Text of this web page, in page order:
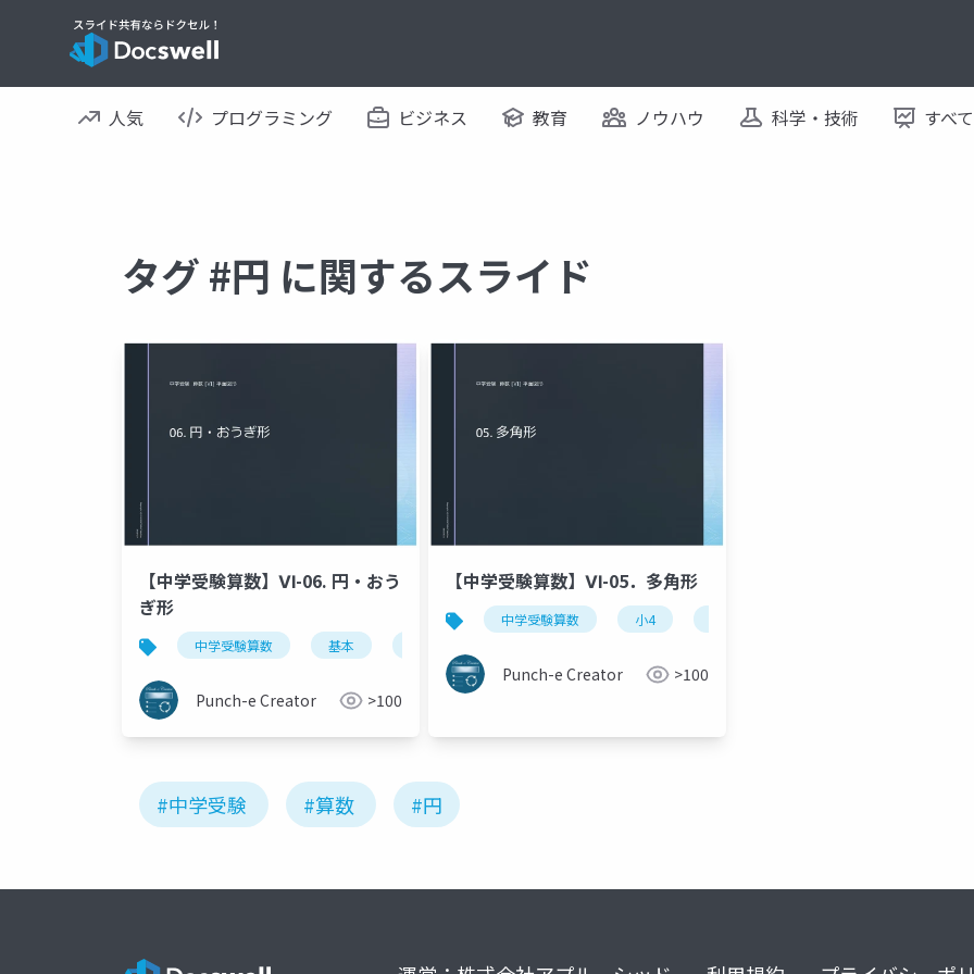
人気 プログラミング ビジネス 教育 ノウハウ 科学・技術 すべ
タグ #円 に関するスライド
【中学受験算数】Ⅵ-06. 円・おう
ぎ形
中学受験算数 基本
Punch-e Creator >100
【中学受験算数】Ⅵ-05．多角形
中学受験算数 小4
Punch-e Creator >100
#中学受験 #算数 #円